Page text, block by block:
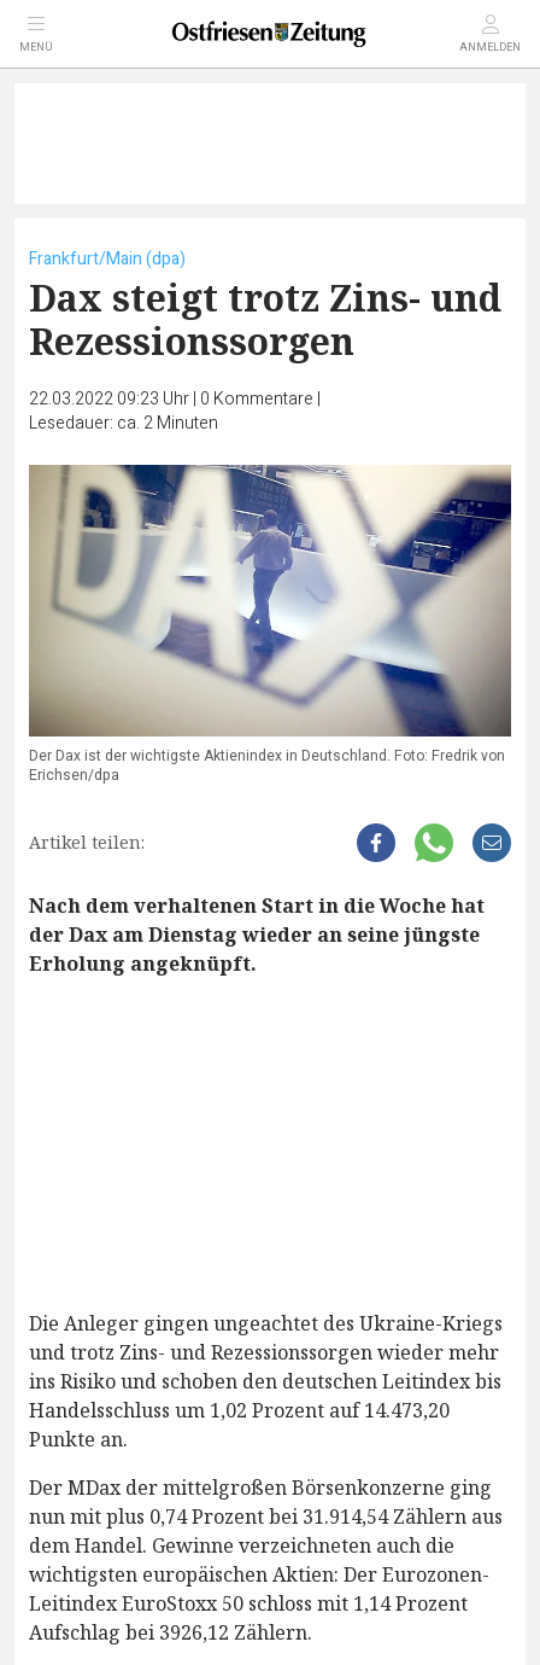
MENÜ ANMELDEN
Frankfurt/Main (dpa)
Dax steigt trotz Zins- und
Rezessionssorgen
22.03.2022 09:23 Uhr| 0 Kommentare |
Lesedauer: ca. 2 Minuten
Der Dax ist der wichtigste Aktienindex in Deutschland. Foto: Fredrik von
Erichsen/dpa
Artikel teilen:
Nach dem verhaltenen Start in die Woche hat
der Dax am Dienstag wieder an seine jüngste
Erholung angeknüpft.
Die Anleger gingen ungeachtet des Ukraine-Kriegs
und trotz Zins- und Rezessionssorgen wieder mehr
ins Risiko und schoben den deutschen Leitindex bis
Handelsschluss um 1,02 Prozent auf 14.473,20
Punkte an.
Der MDax der mittelgroßen Börsenkonzerne ging
nun mit plus 0,74 Prozent bei 31.914,54 Zählern aus
dem Handel. Gewinne verzeichneten auch die
wichtigsten europäischen Aktien: Der Eurozonen-
Leitindex EuroStoxx 50 schloss mit 1,14 Prozent
Aufschlag bei 3926,12 Zählern.